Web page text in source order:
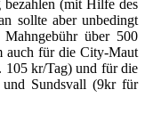
bezahlen (mit Hilfe des
sollte aber unbedingt
über 500
auch für die City-Maut
105 kr/Tag) und für die
Sundsvall (9kr für